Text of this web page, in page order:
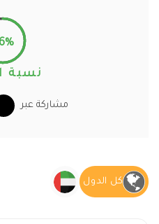
نسبة
مشاركة عبر
كل الدول